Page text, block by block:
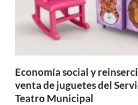
Economía social y
venta de juguetes del
Teatro Municipal